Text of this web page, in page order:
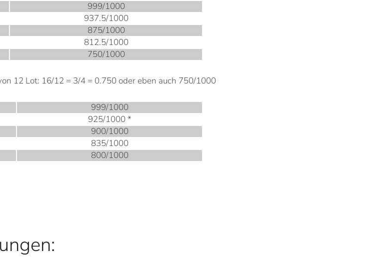
999/1000
937.5/1000
875/1000
812.5/1000
750/1000
12 Lot: 16/12 = 3/4 = 0.750 oder eben auch 750/1000
999/1000
925/1000 *
900/1000
835/1000
800/1000